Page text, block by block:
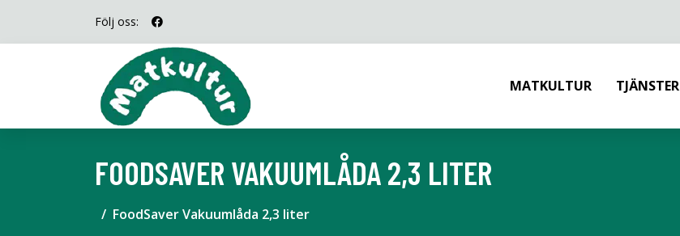
Följ oss:
MATKULTUR TJÄNSTER
FOODSAVER VAKUUMLÅDA 2,3 LITER
FoodSaver Vakuumlåda 2,3 liter